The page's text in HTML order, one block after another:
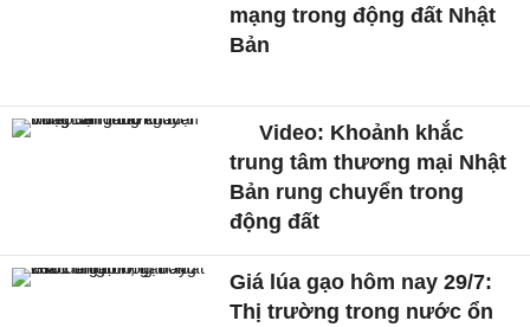
mạng trong động đất Nhật
Bản
Video: Khoảnh khắc
trung tâm thương mại Nhật
Bản rung chuyển trong
động đất
Giá lúa gạo hôm nay 29/7:
Thị trường trong nước ổn